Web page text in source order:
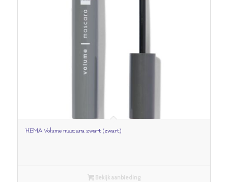
HEMA Volume mascara zwart (zwart)
Bekijk aanbieding